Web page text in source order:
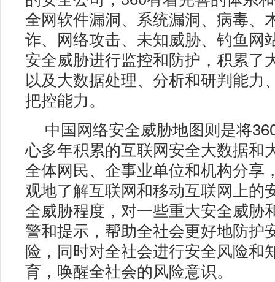
全网软件漏洞、系统漏洞、病毒、
诈、网络攻击、未知威胁、钓鱼网
安全威胁进行监控和防护，积累了
以及大数据处理、分析和研判能力
把控能力。
中国网络安全威胁地图则是将
心多年积累的互联网安全大数据和
全体网民、企事业单位和机构分享
观地了解互联网和移动互联网上的
全威胁程度，对一些重大安全威胁
警和提示，帮助全社会更好地防护
险，同时对全社会进行安全风险和
育，唤醒全社会的风险意识。